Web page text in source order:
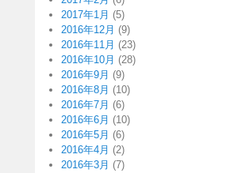
2017年1月 (5)
2016年12月 (9)
2016年11月 (23)
2016年10月 (28)
2016年9月 (9)
2016年8月 (10)
2016年7月 (6)
2016年6月 (10)
2016年5月 (6)
2016年4月 (2)
2016年3月 (7)